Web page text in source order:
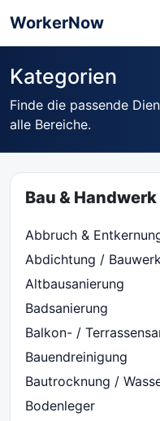
WorkerNow
Kategorien
Finde die passende
alle Bereiche.
Bau & Handwerk
Abbruch &
Abdichtung /
Altbausanierung
Badsanierung
Balkon- /
Bauendreinigung
Bautrocknung /
Bodenleger